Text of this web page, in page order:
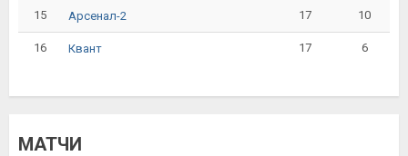
15 Арсенал-2 17 10
16 Квант 17 6
МАТЧИ